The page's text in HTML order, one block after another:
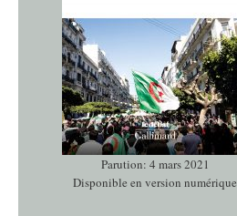
Parution: 4 mars 2021
Disponible en version numérique